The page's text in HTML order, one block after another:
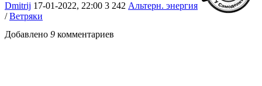
Dmitrij 17-01-2022, 22:00 3 242 Альтерн. энергия
/Ветряки
Добавлено 9 комментариев